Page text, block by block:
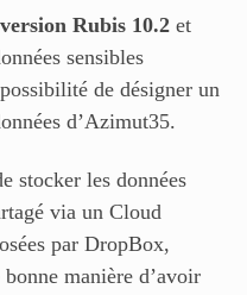
version Rubis 10.2 et
sensibles
de désigner un
d’Azimut35.
stocker les données
via un Cloud
par DropBox,
manière d’avoir